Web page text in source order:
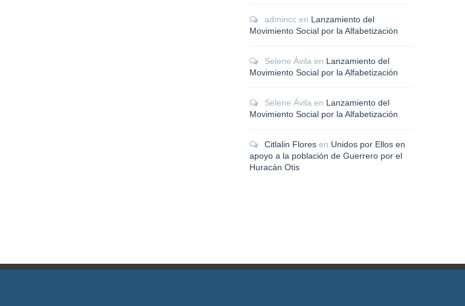
admincc en Lanzamiento del
Movimiento Social por la Alfabetización
Selene Ávila en Lanzamiento del
Movimiento Social por la Alfabetización
Selene Ávila en Lanzamiento del
Movimiento Social por la Alfabetización
Citlalin Flores en Unidos por Ellos en
apoyo a la población de Guerrero por el
Huracán Otis